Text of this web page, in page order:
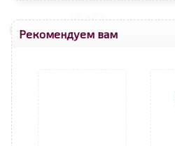
Рекомендуем вам